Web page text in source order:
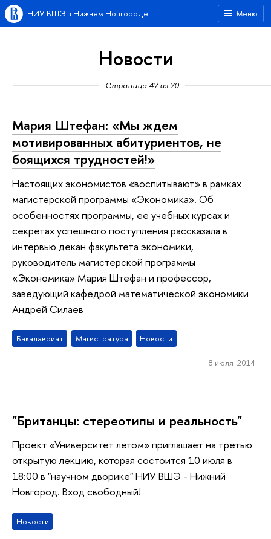
Меню
НИУ ВШЭ в Нижнем Новгороде
Новости
Страница 47 из 70
Мария Штефан: «Мы ждем
мотивированных абитуриентов, не
боящихся трудностей!»
Настоящих экономистов «воспитывают» в рамках
магистерской программы «Экономика». Об
особенностях программы, ее учебных курсах и
секретах успешного поступления рассказала в
интервью декан факультета экономики,
руководитель магистерской программы
«Экономика» Мария Штефан и профессор,
заведующий кафедрой математической экономики
Андрей Силаев
Бакалавриат Магистратура Новости
8 июля 2014
"Британцы: стереотипы и реальность"
Проект «Университет летом» приглашает на третью
открытую лекцию, которая состоится 10 июля в
18:00 в "научном дворике" НИУ ВШЭ - Нижний
Новгород. Вход свободный!
Новости